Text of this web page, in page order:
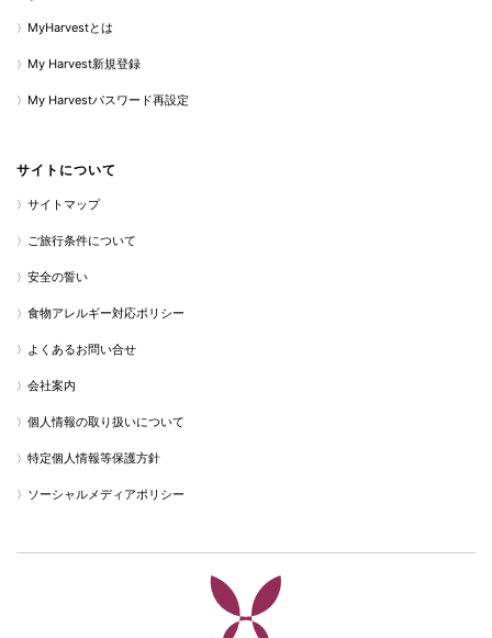
MyHarvestとは
My Harvest新規登録
My Harvestパスワード再設定
サイトについて
サイトマップ
ご旅行条件について
安全の誓い
食物アレルギー対応ポリシー
よくあるお問い合せ
会社案内
個人情報の取り扱いについて
特定個人情報等保護方針
ソーシャルメディアポリシー